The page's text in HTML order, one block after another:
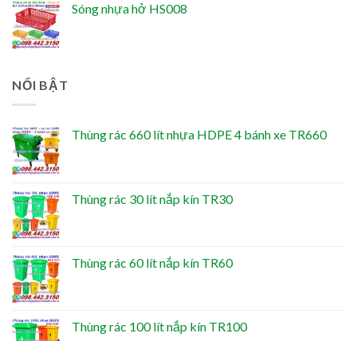
Sóng nhựa hở HS008
NỔI BẬT
Thùng rác 660 lít nhựa HDPE 4 bánh xe TR660
Thùng rác 30 lít nắp kín TR30
Thùng rác 60 lít nắp kín TR60
Thùng rác 100 lít nắp kín TR100